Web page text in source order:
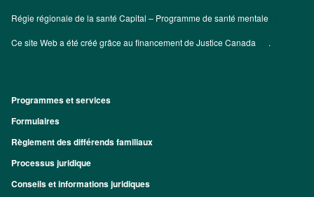
Régie régionale de la santé Capital – Programme de santé mentale
Ce site Web a été créé grâce au financement deJustice Canada .
Footer
Programmes et services
Formulaires
Règlement des différends familiaux
Processus juridique
Conseils et informations juridiques